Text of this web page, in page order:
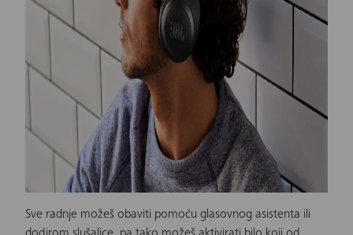
Sve radnje možeš obaviti pomoću glasovnog asistenta ili